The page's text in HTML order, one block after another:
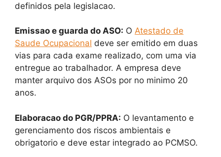
definidos pela legislacao.
Emissao e guarda do ASO: O Atestado de
Saude Ocupacional deve ser emitido em duas
vias para cada exame realizado, com uma via
entregue ao trabalhador. A empresa deve
manter arquivo dos ASOs por no minimo 20
anos.
Elaboracao do PGR/PPRA: O levantamento e
gerenciamento dos riscos ambientais e
obrigatorio e deve estar integrado ao PCMSO.